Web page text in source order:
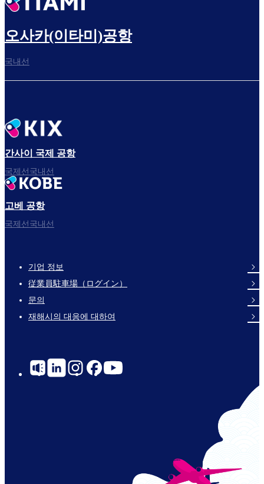
오사카(이타미)공항
국내선
간사이 국제 공항
국제선국내선
고베 공항
국제선국내선
Footer
Links
기업 정보
従業員駐車場（ログイン）
문의
재해시의 대응에 대하여
Social